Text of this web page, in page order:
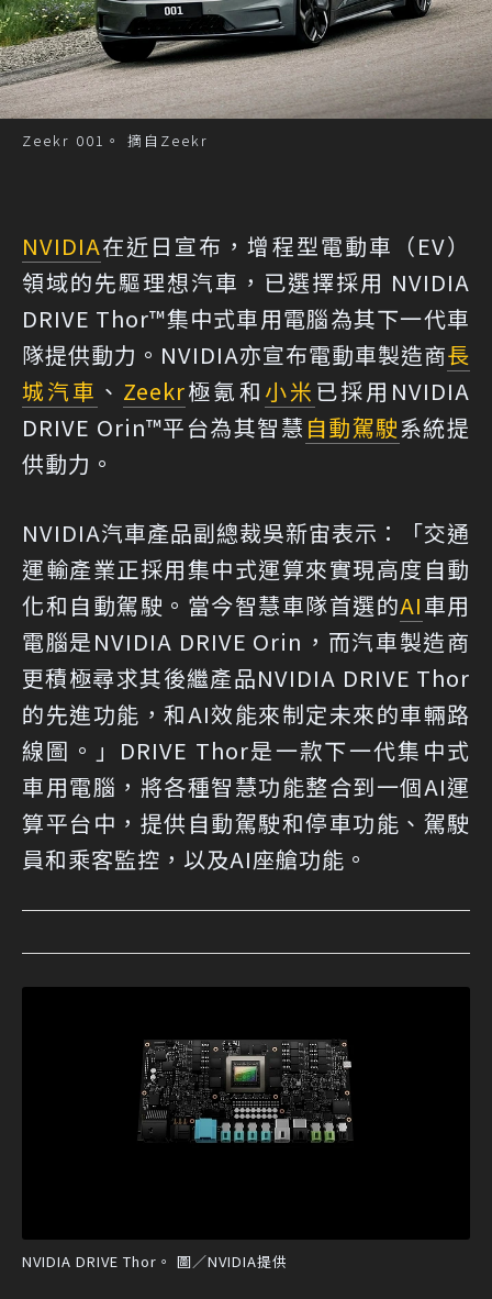
Zeekr 001。 摘自Zeekr
NVIDIA在近日宣布，增程型電動車（EV）
領域的先驅理想汽車，已選擇採用 NVIDIA
DRIVE Thor™集中式車用電腦為其下一代車
隊提供動力。NVIDIA亦宣布電動車製造商長
城汽車 、 Zeekr極氪和 小米 已採用NVIDIA
DRIVE Orin™平台為其智慧 自動駕駛系統提
供動力。
NVIDIA汽車產品副總裁吳新宙表示：「交通
運輸產業正採用集中式運算來實現高度自動
化和自動駕駛。當今智慧車隊首選的AI車用
電腦是NVIDIA DRIVE Orin，而汽車製造商
更積極尋求其後繼產品NVIDIA DRIVE Thor
的先進功能，和AI效能來制定未來的車輛路
線圖。」DRIVE Thor是一款下一代集中式
車用電腦，將各種智慧功能整合到一個AI運
算平台中，提供自動駕駛和停車功能、駕駛
員和乘客監控，以及AI座艙功能。
NVIDIA DRIVE Thor。 圖／NVIDIA提供